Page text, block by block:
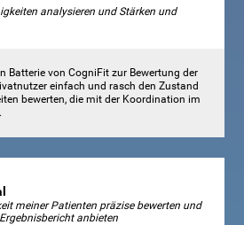
analysieren und Stärken und
Batterie von CogniFit zur Bewertung der
einfach und rasch den Zustand
bewerten, die mit der Koordination im
meiner Patienten präzise bewerten und
anbieten